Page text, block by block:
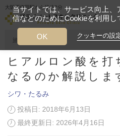
大阪西梅田駅から徒歩2分
人気のワード 糸リフト ヒア
当クリニック月替わ
美容ブログ シワ・たるみ
ヒアルロン酸を打
なるのか解説しま
シワ・たるみ
投稿日: 2018年6月13日
最終更新日: 2026年4月16日
当サイトでは、サービス向上、
信などのためにCookieを利用し
クッキーの設
OK